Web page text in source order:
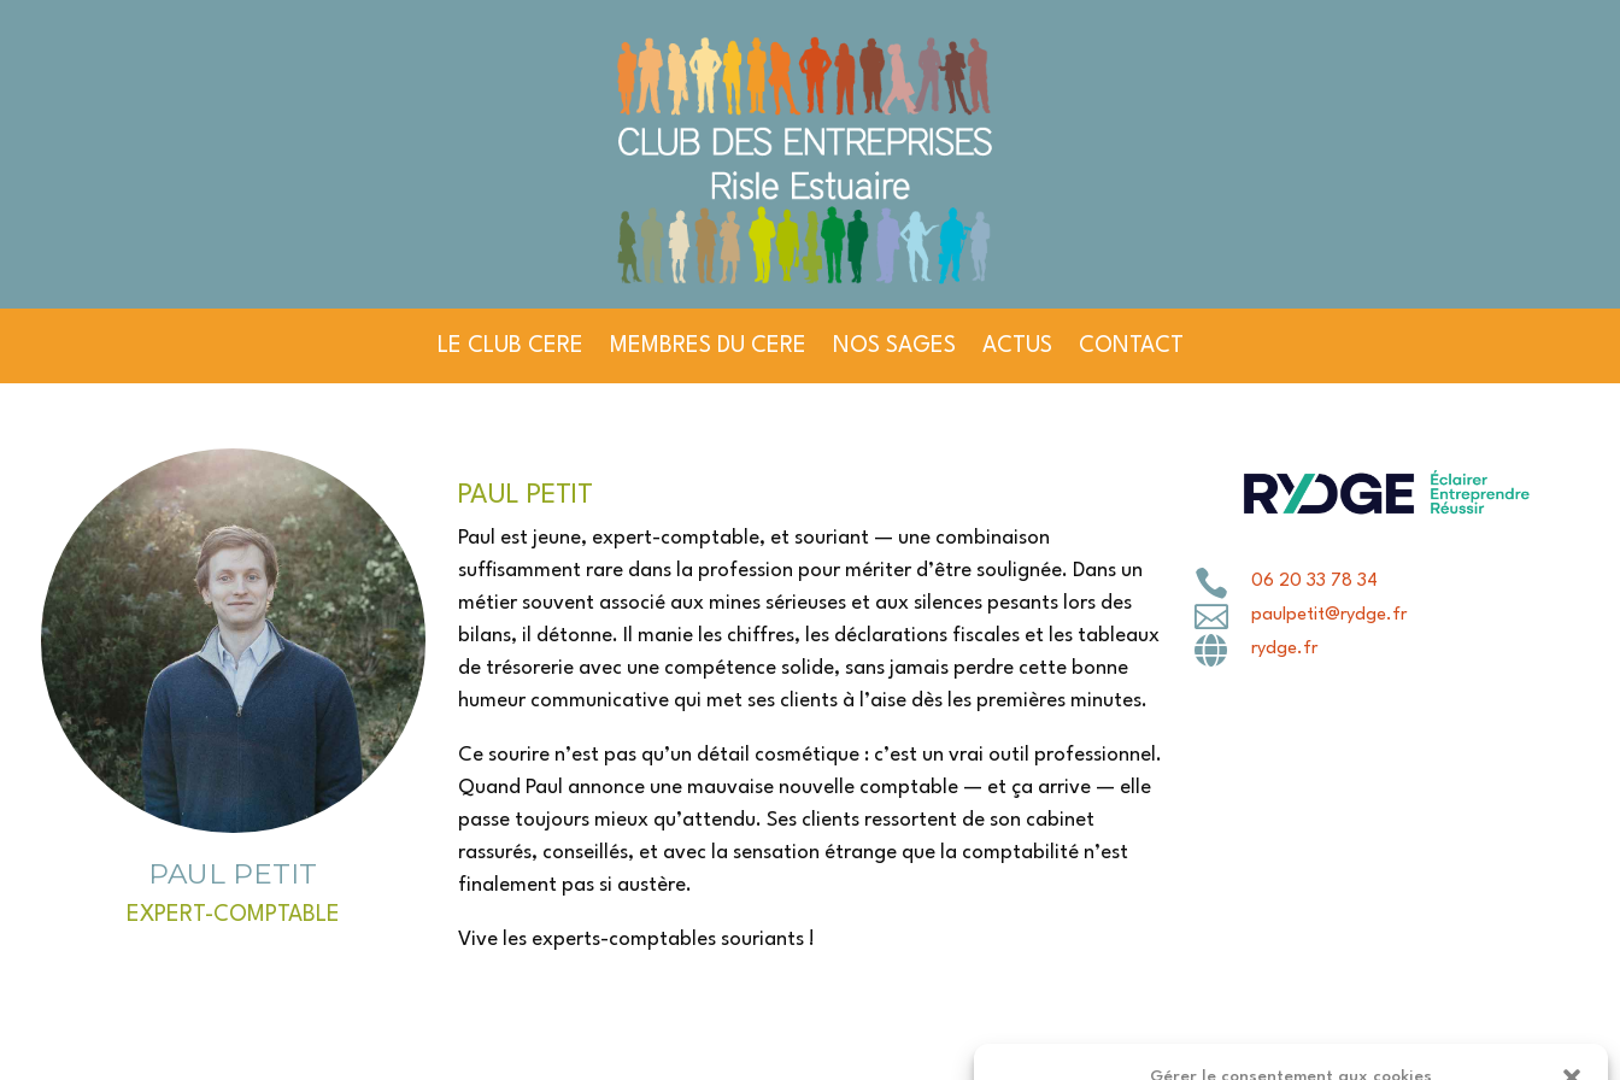
Gérer le consentement aux cookies
LE CLUB CERE MEMBRES DU CERE NOS SAGES ACTUS CONTACT
PAUL PETIT
EXPERT-COMPTABLE
PAUL PETIT
Paul est jeune, expert-comptable, et souriant — une combinaison
suffisamment rare dans la profession pour mériter d’être soulignée. Dans un
métier souvent associé aux mines sérieuses et aux silences pesants lors des
bilans, il détonne. Il manie les chiffres, les déclarations fiscales et les tableaux
de trésorerie avec une compétence solide, sans jamais perdre cette bonne
humeur communicative qui met ses clients à l’aise dès les premières minutes.
Ce sourire n’est pas qu’un détail cosmétique : c’est un vrai outil professionnel.
Quand Paul annonce une mauvaise nouvelle comptable — et ça arrive — elle
passe toujours mieux qu’attendu. Ses clients ressortent de son cabinet
rassurés, conseillés, et avec la sensation étrange que la comptabilité n’est
finalement pas si austère.
Vive les experts-comptables souriants !
 06 20 33 78 34
 paulpetit@rydge.fr
 rydge.fr